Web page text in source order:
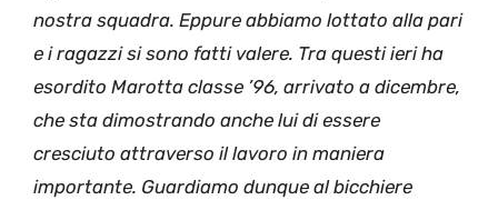
nostra squadra. Eppure abbiamo lottato alla pari
e i ragazzi si sono fatti valere. Tra questi ieri ha
esordito Marotta classe ’96, arrivato a dicembre,
che sta dimostrando anche lui di essere
cresciuto attraverso il lavoro in maniera
importante. Guardiamo dunque al bicchiere